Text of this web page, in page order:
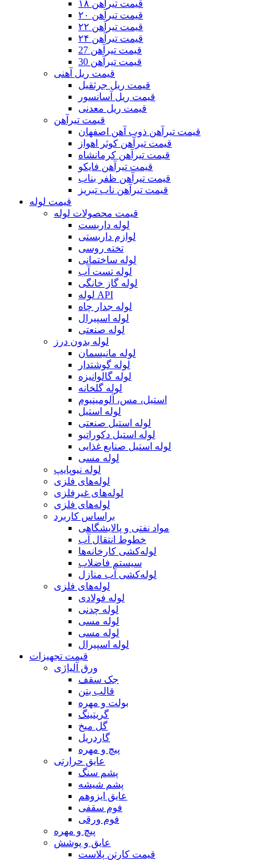
قیمت تیرآهن ۱۸
قیمت تیرآهن ۲۰
قیمت تیرآهن ۲۲
قیمت تیرآهن ۲۴
قیمت تیرآهن 27
قیمت تیرآهن 30
قیمت ریل آهنی
قیمت ریل جرثقیل
قیمت ریل آسانسور
قیمت ریل معدنی
قیمت تیرآهن
قیمت تیرآهن ذوب آهن اصفهان
قیمت تیرآهن کوثر اهواز
قیمت تیرآهن کرمانشاه
قیمت تیرآهن فایکو
قیمت تیرآهن ظفر بناب
قیمت تیرآهن ناب تبریز
قیمت لوله
قیمت محصولات لوله
لوله داربست
لوازم داربستی
تخته روسی
لوله ساختمانی
لوله تست آب
لوله گاز خانگی
لوله API
لوله جدار چاه
لوله اسپیرال
لوله صنعتی
لوله بدون درز
لوله مانیسمان
لوله گوشتدار
لوله گالوانیزه
لوله گلخانه
استیل، مس، آلومینیوم
لوله استیل
لوله استیل صنعتی
لوله استیل دکوراتیو
لوله استیل صنایع غذایی
لوله مسی
لوله نیوپایپ
لوله‌های فلزی
لوله‌های غیرفلزی
لوله‌های فلزی
براساس کاربرد
مواد نفتی و پالایشگاهی
خطوط انتقال آب
لوله‌کشی کارخانه‌ها
سیستم فاضلاب
لوله‌کشی آب منازل
لوله‌های فلزی
لوله‌ فولادی
لوله چدنی
لوله مسی
لوله مسی
لوله اسپیرال
قیمت تجهیزات
ورق آلیاژی
جک سقف
قالب بتن
بولت و مهره
گریتینگ
گل میخ
گاردریل
پیچ و مهره
عایق حرارتی
پشم سنگ
پشم شیشه
عایق ایزوهم
فوم سقفی
فوم ورقی
پیچ و مهره
عایق و پوشش
قیمت کارتن پلاست